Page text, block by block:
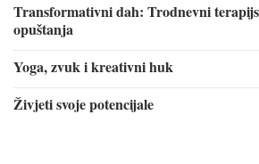
Transformativni dah: Trodnevni
opuštanja
Yoga, zvuk i kreativni huk
Živjeti svoje potencijale